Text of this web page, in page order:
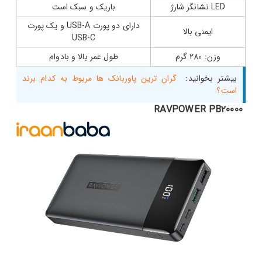
LED نشانگر شارژ
باریک و سبک است
ایمنی بالا
دارای دو پورت USB-A و یک پورت
USB-C
وزن: 280 گرم
طول عمر بالا و بادوام
بیشتر بخوانید:گران ترین پاوربانک ها مربوط به کدام برند
است؟
RAVPOWER PB20000